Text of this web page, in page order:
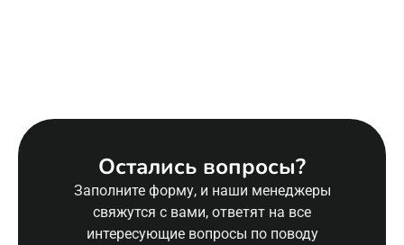
Остались вопросы?
Заполните форму, и наши менеджеры
свяжутся с вами, ответят на все
интересующие вопросы по поводу